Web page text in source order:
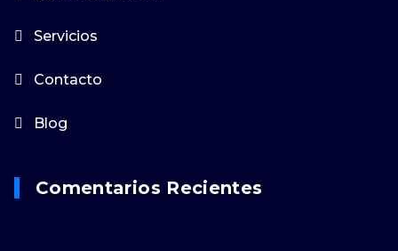
Servicios
Contacto
Blog
Comentarios Recientes